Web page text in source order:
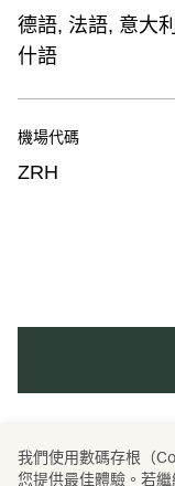
德語, 法語, 意大
什語
機場代碼
ZRH
瑞士 / 瑞士
我們使用數碼存根（
您提供最佳體驗。若